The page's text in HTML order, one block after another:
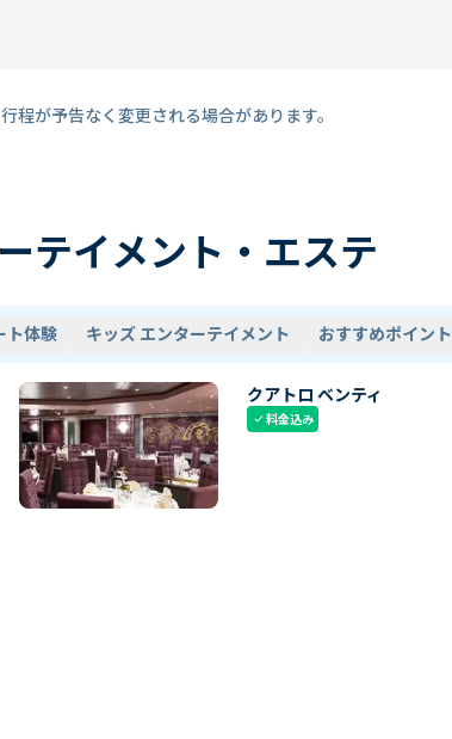
程が予告なく変更される場合があります。
テイメント・エステ
ト体験 キッズ エンターテイメント おすすめポイント
クアトロ ベンティ
check料金込み